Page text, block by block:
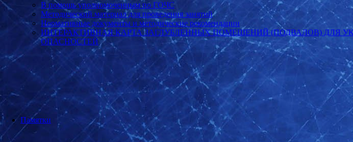
В помощь уполномоченным по ГОЧС
Методический материал для проведения занятий
Нормативные документы и методические рекомендации
ИНТЕРАКТИВНАЯ КАРТА ЗАГЛУБЛЕННЫХ ПОМЕЩЕНИЙ (ПОДВАЛОВ) ДЛЯ
ОПАСНОСТЕЙ
Памятки